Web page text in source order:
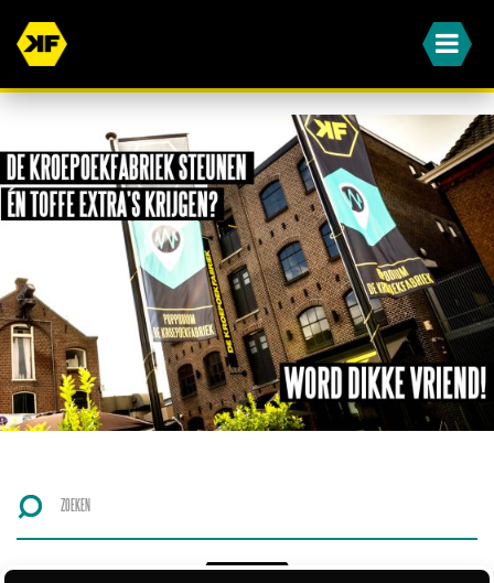
WORD JIJ OOK EEN VAN ONZE DIKKE VRIENDEN?